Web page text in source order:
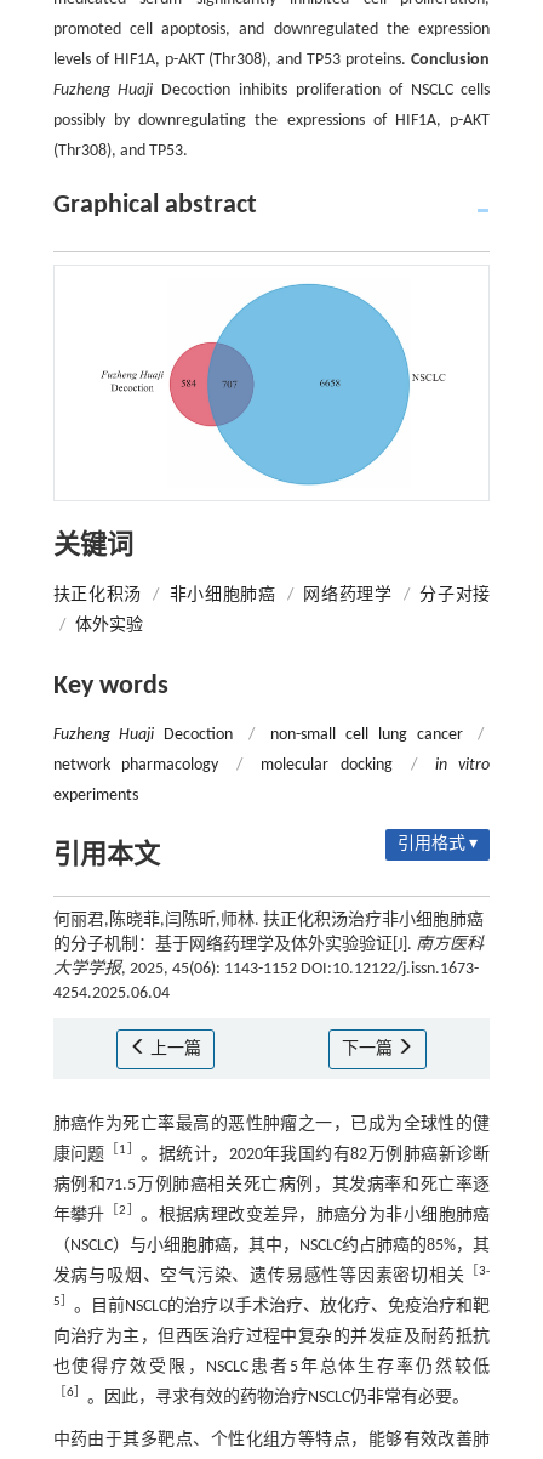
promoted cell apoptosis, and downregulated the expression
levels of HIF1A, p-AKT (Thr308), and TP53 proteins.Conclusion
Fuzheng Huaji Decoction inhibits proliferation of NSCLC cells
possibly by downregulating the expressions of HIF1A, p-AKT
(Thr308), and TP53.
Graphical abstract
关键词
扶正化积汤 / 非小细胞肺癌 / 网络药理学 / 分子对接
/ 体外实验
Key words
Fuzheng Huaji Decoction / non-small cell lung cancer
/
network pharmacology
/ molecular docking /
in vitro
experiments
引用本文 引用格式 ▾
何丽君,陈晓菲,闫陈昕,师林. 扶正化积汤治疗非小细胞肺癌
的分子机制：基于网络药理学及体外实验验证[J]. 南方医科
大学学报, 2025, 45(06): 1143-1152 DOI:10.12122/j.issn.1673-
4254.2025.06.04
上一篇 下一篇
肺癌作为死亡率最高的恶性肿瘤之一，已成为全球性的健
康问题
1
。据统计，2020年我国约有82万例肺癌新诊断
病例和71.5万例肺癌相关死亡病例，其发病率和死亡率逐
年攀升 ［2
。根据病理改变差异，肺癌分为非小细胞肺癌
（NSCLC）与小细胞肺癌，其中，NSCLC约占肺癌的85%，其
发病与吸烟、空气污染、遗传易感性等因素密切相关
［3-
5
。目前NSCLC的治疗以手术治疗、放化疗、免疫治疗和靶
向治疗为主，但西医治疗过程中复杂的并发症及耐药抵抗
也使得疗效受限，NSCLC患者5年总体生存率仍然较低
6］ 。因此，寻求有效的药物治疗NSCLC仍非常有必要。
中药由于其多靶点、个性化组方等特点，能够有效改善肺